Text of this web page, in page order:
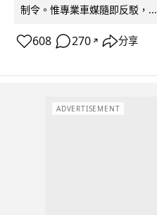
制令。惟專業車媒隨即反駁，...
608 270 ↗ 分享
ADVERTISEMENT